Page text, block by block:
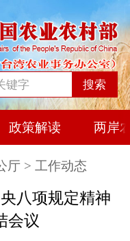
搜索
政策解读 两岸
厅> 工作动态
八项规定精神
会议